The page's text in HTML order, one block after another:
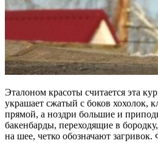
Эталоном красоты считается эта
украшает сжатый с боков хохолок,
прямой, а ноздри большие и
бакенбарды, переходящие в
на шее, четко обозначают